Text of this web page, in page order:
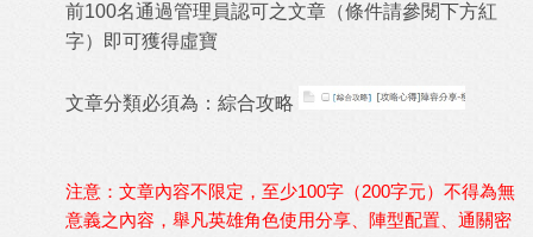
前100名通過管理員認可之文章（條件請參閱下方紅
字）即可獲得虛寶
文章分類必須為：綜合攻略
注意：文章內容不限定，至少100字（200字元）不得為無
意義之內容，舉凡英雄角色使用分享、陣型配置、通關密